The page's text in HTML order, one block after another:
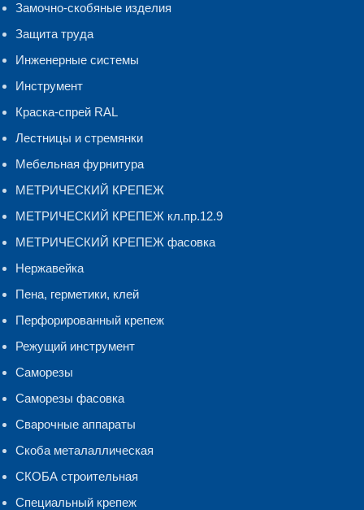
Замочно-скобяные изделия
Защита труда
Инженерные системы
Инструмент
Краска-спрей RAL
Лестницы и стремянки
Мебельная фурнитура
МЕТРИЧЕСКИЙ КРЕПЕЖ
МЕТРИЧЕСКИЙ КРЕПЕЖ кл.пр.12.9
МЕТРИЧЕСКИЙ КРЕПЕЖ фасовка
Нержавейка
Пена, герметики, клей
Перфорированный крепеж
Режущий инструмент
Саморезы
Саморезы фасовка
Сварочные аппараты
Скоба металаллическая
СКОБА строительная
Специальный крепеж